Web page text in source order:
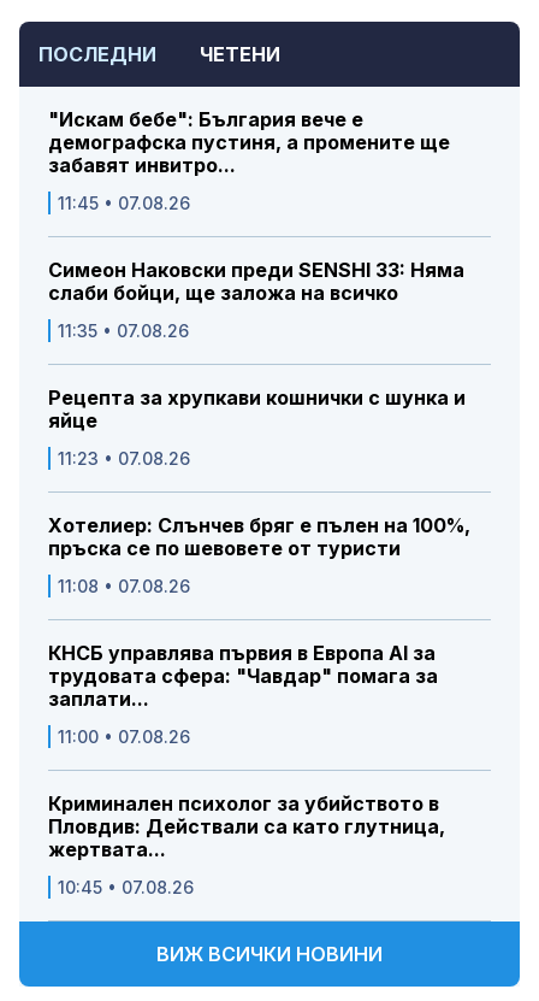
ПОСЛЕДНИ ЧЕТЕНИ
"Искам бебе": България вече е
демографска пустиня, а промените ще
забавят инвитро...
11:45 • 07.08.26
Симеон Наковски преди SENSHI 33: Няма
слаби бойци, ще заложа на всичко
11:35 • 07.08.26
Рецепта за хрупкави кошнички с шунка и
яйце
11:23 • 07.08.26
Хотелиер: Слънчев бряг е пълен на 100%,
пръска се по шевовете от туристи
11:08 • 07.08.26
КНСБ управлява първия в Европа AI за
трудовата сфера: "Чавдар" помага за
заплати...
11:00 • 07.08.26
Криминален психолог за убийството в
Пловдив: Действали са като глутница,
жертвата...
10:45 • 07.08.26
ВИЖ ВСИЧКИ НОВИНИ